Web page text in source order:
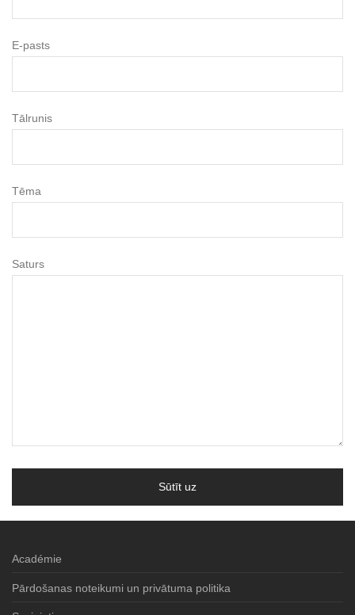
E-pasts
Tālrunis
Tēma
Saturs
Académie
Pārdošanas noteikumi un privātuma politika